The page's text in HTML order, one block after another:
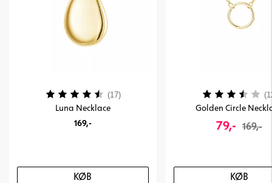
Luna Necklace
169,-
KØB
Vurdering: (17)
Golden Circle
79,- 169,-
KØB
Vurdering: